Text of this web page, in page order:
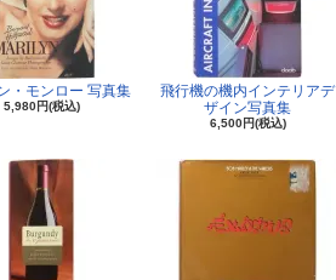
・モンロー 写真集
5,980円(税込)
飛行機の機内インテリアデ
ザイン写真集
6,500円(税込)